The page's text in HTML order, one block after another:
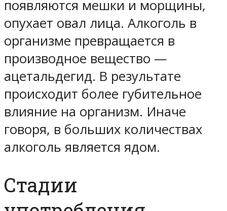
появляются мешки и морщины,
опухает овал лица. Алкоголь в
организме превращается в
производное вещество —
ацетальдегид. В результате
происходит более губительное
влияние на организм. Иначе
говоря, в больших количествах
алкоголь является ядом.
Стадии